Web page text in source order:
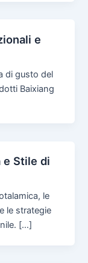
e
di gusto del
Baixiang
e Stile di
le
le strategie
[…]